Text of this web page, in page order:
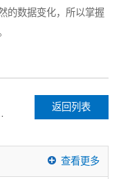
的数据变化，所以掌握
走势图？
返回列表
查看更多